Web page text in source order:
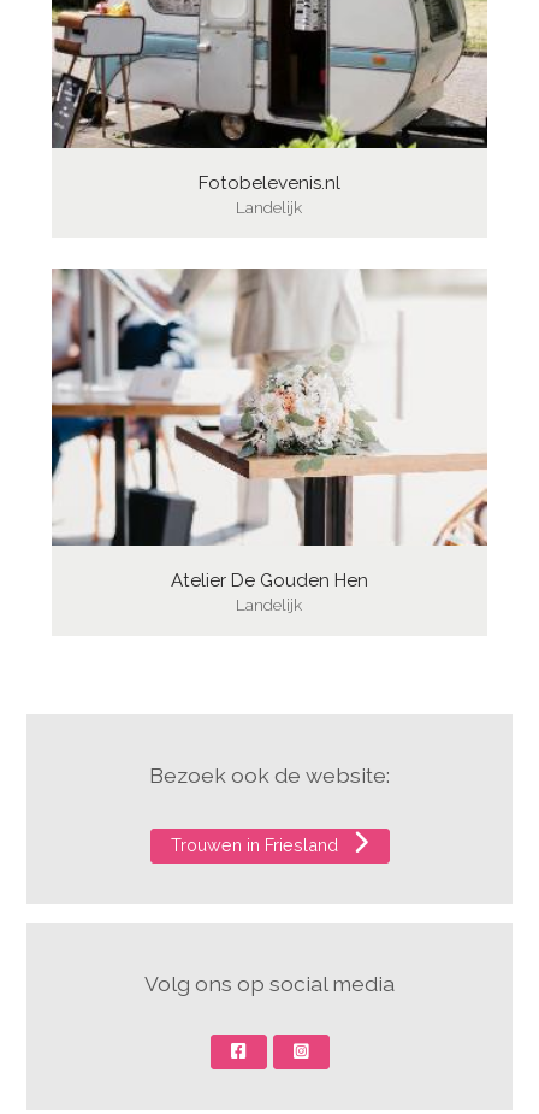
Fotobelevenis.nl
Landelijk
Atelier De Gouden Hen
Landelijk
Bezoek ook de website:
Trouwen in Friesland
Volg ons op social media